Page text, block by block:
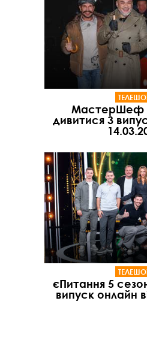
МастерШеф
дивитися 3
єПитання 5
випуск онлайн